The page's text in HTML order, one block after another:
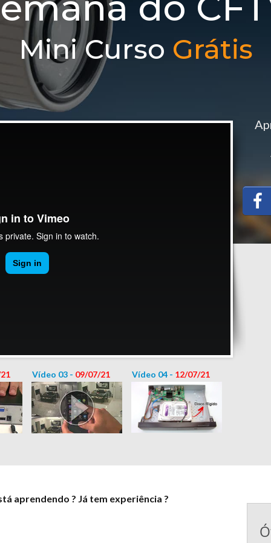
Mini Curso Grátis
Vídeo 03 - 09/07/21 Vídeo 04 - 12/07/21
aprendendo ? Já tem experiência ?